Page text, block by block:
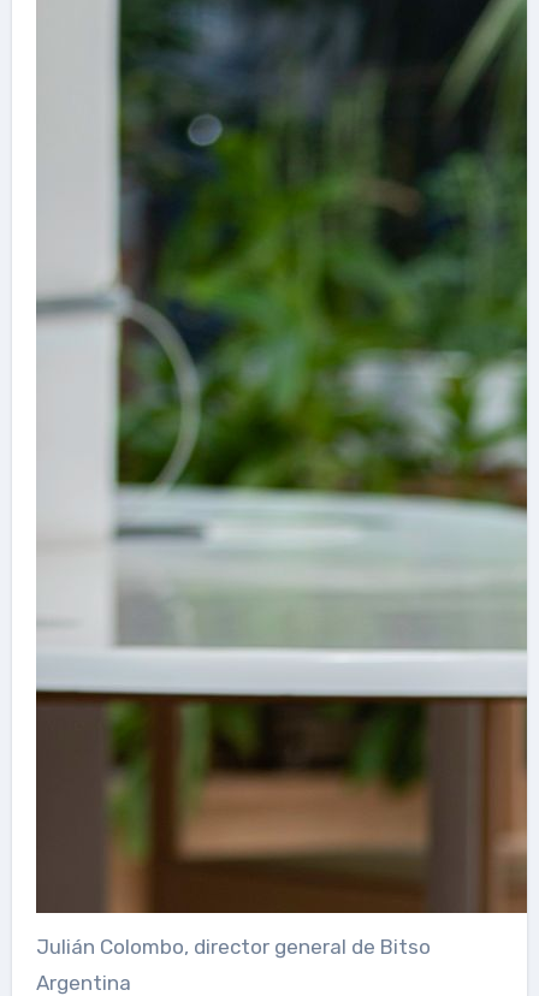
Julián Colombo, director general de Bitso
Argentina